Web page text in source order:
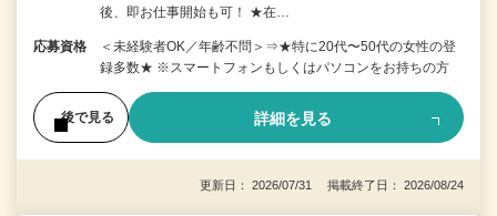
後、即お仕事開始も可！ ★在…
応募資格
＜未経験者OK／年齢不問＞⇒★特に20代〜50代の女性の登
録多数★ ※スマートフォンもしくはパソコンをお持ちの方
後で見る 詳細を見る
更新日： 2026/07/31 掲載終了日： 2026/08/24